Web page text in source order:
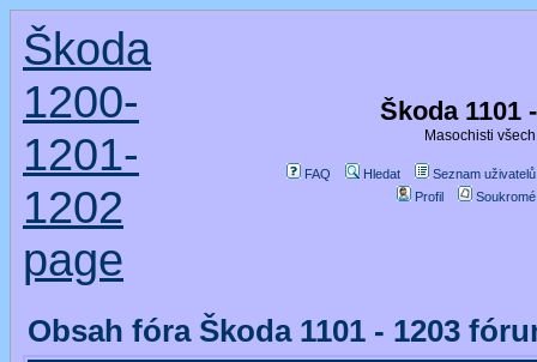
Škoda
1200-
1201-
1202
page
Škoda 1101
Masochisti
FAQ Hledat
Seznam uživatelů
Profil
Obsah fóra Škoda 1101 - 1203